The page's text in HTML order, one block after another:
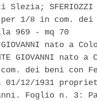
Slezia;
1/8 in com. dei
969 - mq 70
nato a
GIOVANNI
dei beni con
01/12/1931
Foglio n. 3: